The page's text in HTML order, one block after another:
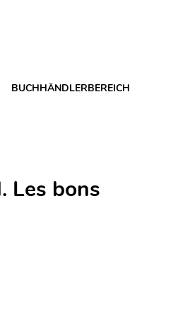
BUCHHÄNDLERBEREICH
Les bons